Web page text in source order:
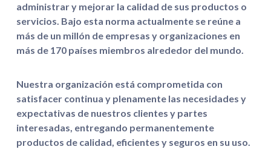
administrar y mejorar la calidad de sus productos o
servicios. Bajo esta norma actualmente se reúne a
más de un millón de empresas y organizaciones en
más de 170 países miembros alrededor del mundo.
Nuestra organización está comprometida con
satisfacer continua y plenamente las necesidades y
expectativas de nuestros clientes y partes
interesadas, entregando permanentemente
productos de calidad, eficientes y seguros en su uso.